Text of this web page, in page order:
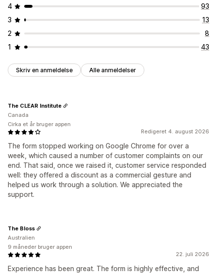
4
93
3
13
2
8
1
43
Skriv en anmeldelse Alle anmeldelser
Redigeret 4. august 2026
The form stopped working on Google Chrome for over a
week, which caused a number of customer complaints on our
end. That said, once we raised it, customer service responded
well: they offered a discount as a commercial gesture and
helped us work through a solution. We appreciated the
support.
The CLEAR Institute
Canada
Cirka et år bruger appen
22. juli 2026
Experience has been great. The form is highly effective, and
The Bloss
Australien
9 måneder bruger appen